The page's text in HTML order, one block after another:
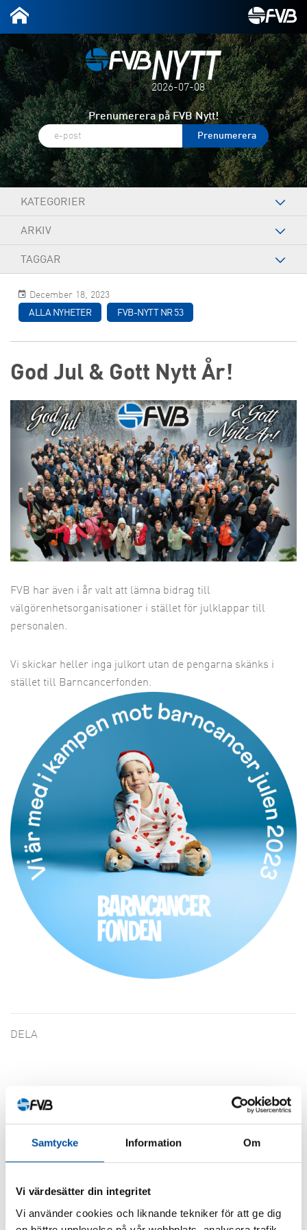
Samtycke Information Om
Vi värdesätter din integritet
Vi använder cookies och liknande tekniker för att ge dig
2026-07-08
Prenumerera på FVB Nytt!
KATEGORIER
ARKIV
TAGGAR
December 18, 2023
ALLA NYHETER
FVB-NYTT NR 53
God Jul & Gott Nytt År!
FVB har även i år valt att lämna bidrag till
välgörenhetsorganisationer i stället för julklappar till
personalen.
Vi skickar heller inga julkort utan de pengarna skänks i
stället till Barncancerfonden.
DELA